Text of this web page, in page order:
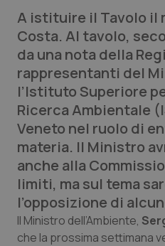
Lettere al direttore
Edizioni Regionali
QS Pro
Professionisti Sanitari.AI
Abruzzo
Basilicata
Calabria
QS Pro Gold
Artrite & artrosi
Asma & BPCO
QS Club Newsletter
A istituire il Tavolo il
Costa. Al tavolo,
da una nota della
rappresentanti del
l’Istituto Superiore
Ricerca Ambientale
Veneto nel ruolo di
materia. Il Ministro
anche alla
limiti, ma sul tema
l’opposizione di
Il Ministro dell’Ambiente,
che la prossima settimana